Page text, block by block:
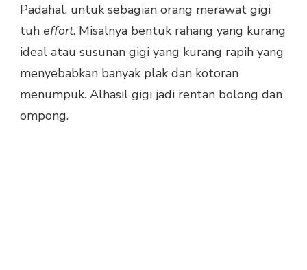
Padahal, untuk sebagian orang merawat gigi
tuh effort. Misalnya bentuk rahang yang kurang
ideal atau susunan gigi yang kurang rapih yang
menyebabkan banyak plak dan kotoran
menumpuk. Alhasil gigi jadi rentan bolong dan
ompong.